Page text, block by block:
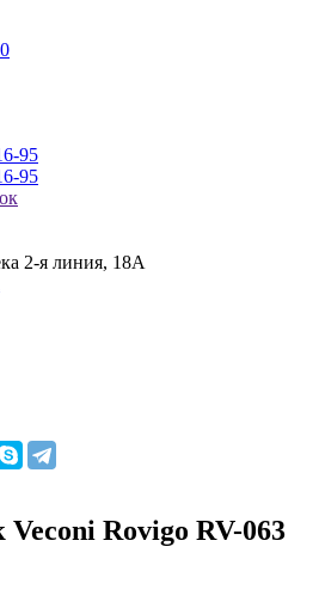
0
95
95
2-я линия, 18А
Rovigo RV-063